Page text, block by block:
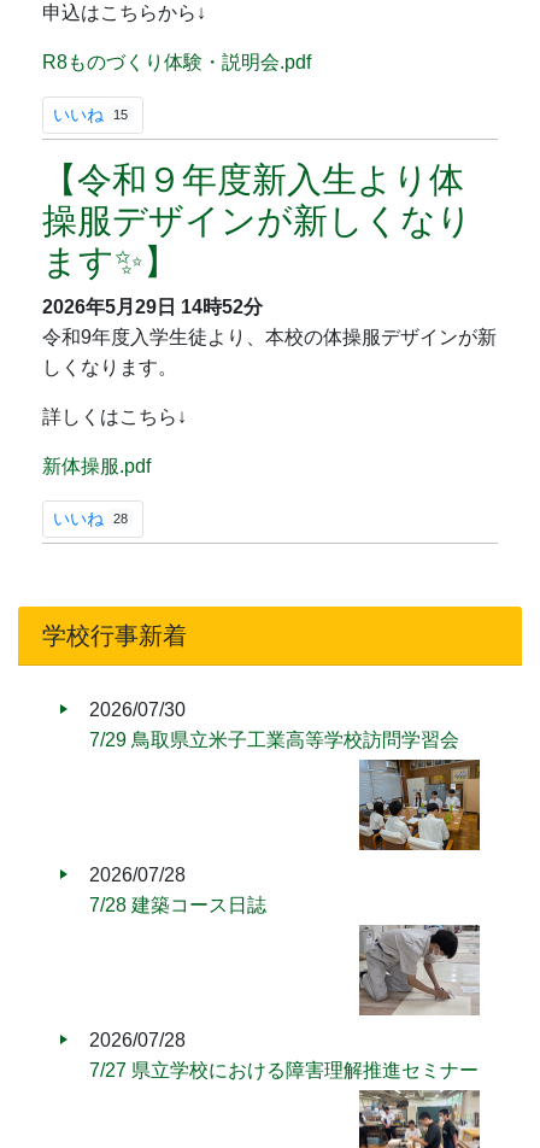
申込はこちらから↓
R8ものづくり体験・説明会.pdf
いいね 15
【令和９年度新入生より体
操服デザインが新しくなり
ます✨】
2026年5月29日 14時52分
令和9年度入学生徒より、本校の体操服デザインが新
しくなります。
詳しくはこちら↓
新体操服.pdf
いいね 28
学校行事新着
2026/07/30
7/29 鳥取県立米子工業高等学校訪問学習会
2026/07/28
7/28 建築コース日誌
2026/07/28
7/27 県立学校における障害理解推進セミナー